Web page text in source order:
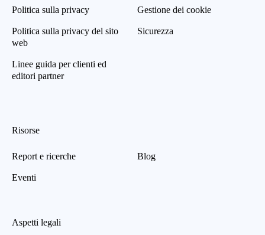
Politica sulla privacy
Politica sulla privacy del sito
web
Linee guida per clienti ed
editori partner
Gestione dei cookie
Sicurezza
Risorse
Report e ricerche
Eventi
Blog
Aspetti legali